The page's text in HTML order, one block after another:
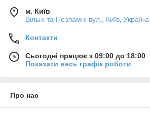
м. Київ
Вільні та Незламні вул., Київ, Україна
Контакти
Сьогодні працює з 09:00 до 18:00
Показати весь графік роботи
Про нас